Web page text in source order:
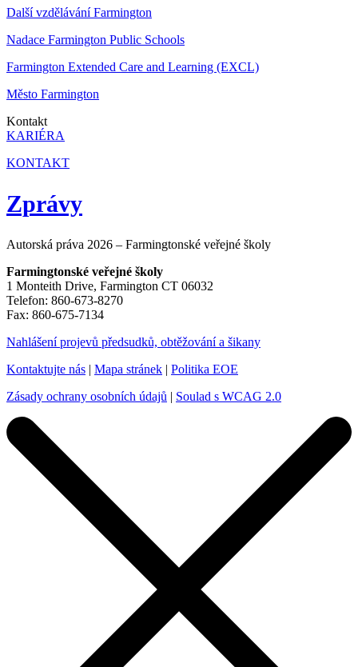
Další vzdělávání Farmington
Nadace Farmington Public Schools
Farmington Extended Care and Learning (EXCL)
Město Farmington
Kontakt
KARIÉRA
KONTAKT
Zprávy
Autorská práva 2026 – Farmingtonské veřejné školy
Farmingtonské veřejné školy
1 Monteith Drive, Farmington CT 06032
Telefon: 860-673-8270
Fax: 860-675-7134
Nahlášení projevů předsudků, obtěžování a šikany
Kontaktujte nás | Mapa stránek | Politika EOE
Zásady ochrany osobních údajů | Soulad s WCAG 2.0